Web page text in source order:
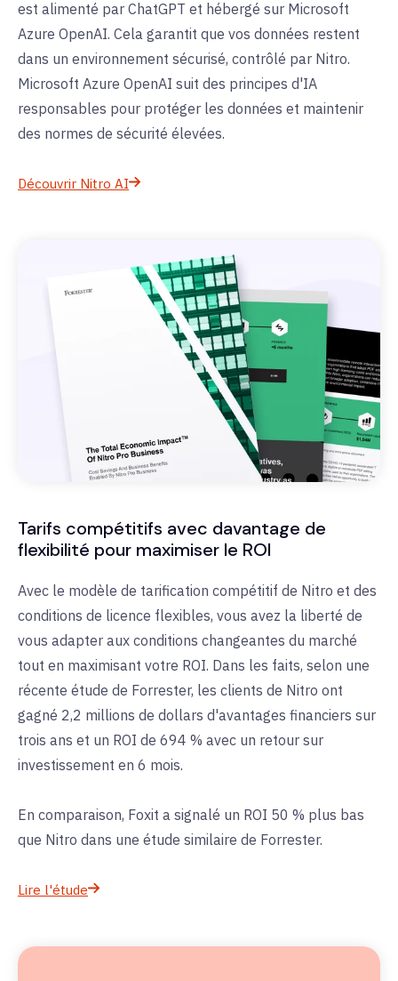
est alimenté par ChatGPT et hébergé sur Microsoft
Azure OpenAI. Cela garantit que vos données restent
dans un environnement sécurisé, contrôlé par Nitro.
Microsoft Azure OpenAI suit des principes d'IA
responsables pour protéger les données et maintenir
des normes de sécurité élevées.
Découvrir Nitro AI
Tarifs compétitifs avec davantage de
flexibilité pour maximiser le ROI
Avec le modèle de tarification compétitif de Nitro et des
conditions de licence flexibles, vous avez la liberté de
vous adapter aux conditions changeantes du marché
tout en maximisant votre ROI. Dans les faits, selon une
récente étude de Forrester, les clients de Nitro ont
gagné 2,2 millions de dollars d'avantages financiers sur
trois ans et un ROI de 694 % avec un retour sur
investissement en 6 mois.
En comparaison, Foxit a signalé un ROI 50 % plus bas
que Nitro dans une étude similaire de Forrester.
Lire l'étude